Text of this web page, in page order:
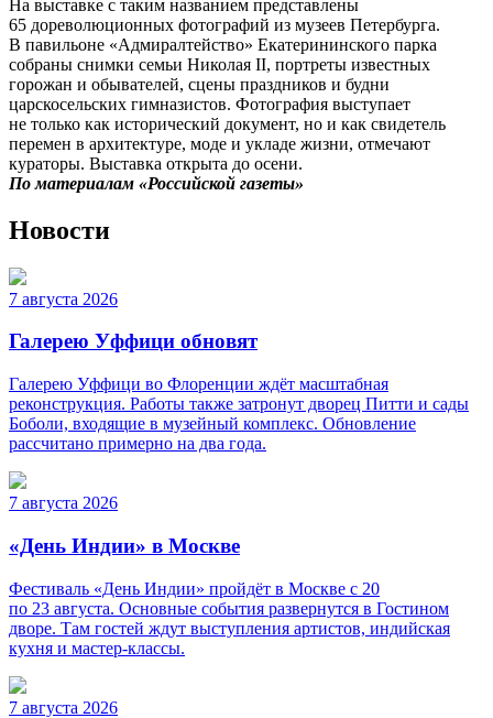
На выставке с таким названием представлены
65 дореволюционных фотографий из музеев Петербурга.
В павильоне «Адмиралтейство» Екатерининского парка
собраны снимки семьи Николая II, портреты известных
горожан и обывателей, сцены праздников и будни
царскосельских гимназистов. Фотография выступает
не только как исторический документ, но и как свидетель
перемен в архитектуре, моде и укладе жизни, отмечают
кураторы. Выставка открыта до осени.
По материалам «Российской газеты»
Новости
7 августа 2026
Галерею Уффици обновят
Галерею Уффици во Флоренции ждёт масштабная
реконструкция. Работы также затронут дворец Питти и сады
Боболи, входящие в музейный комплекс. Обновление
рассчитано примерно на два года.
7 августа 2026
«День Индии» в Москве
Фестиваль «День Индии» пройдёт в Москве с 20
по 23 августа. Основные события развернутся в Гостином
дворе. Там гостей ждут выступления артистов, индийская
кухня и мастер-классы.
7 августа 2026